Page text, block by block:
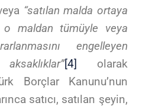
“satılan malda ortaya
o maldan tümüyle veya
engelleyen
[4]
olarak
Borçlar Kanunu’nun
satıcı, satılan şeyin,